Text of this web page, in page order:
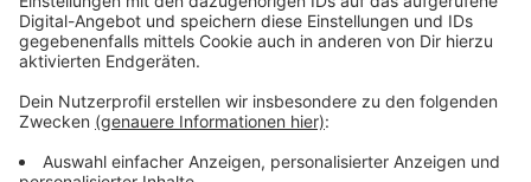
Wir benötigen Ihre
Zustimmung, um den YouTube
Video-Service zu laden!
Wir verwenden einen Service eines
einzubetten. Dieser Service kann